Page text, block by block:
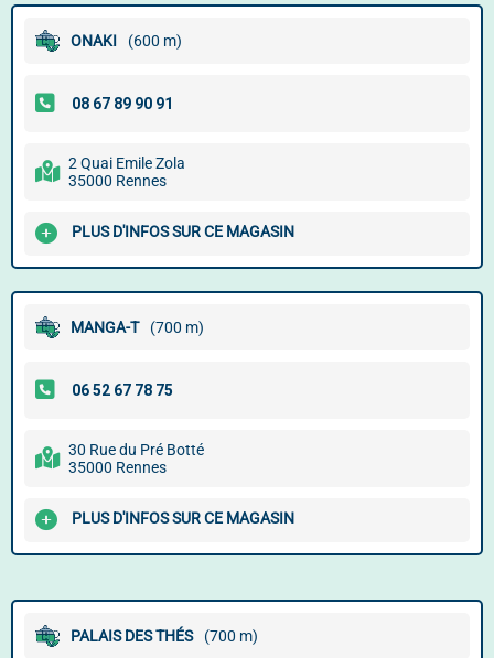
ONAKI (600 m)
2 Quai Emile Zola
35000 Rennes
PLUS D'INFOS SUR CE MAGASIN
MANGA-T (700 m)
30 Rue du Pré Botté
35000 Rennes
PLUS D'INFOS SUR CE MAGASIN
PALAIS DES THÉS (700 m)